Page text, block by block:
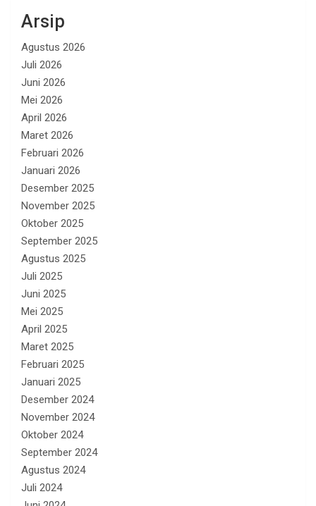
Arsip
Agustus 2026
Juli 2026
Juni 2026
Mei 2026
April 2026
Maret 2026
Februari 2026
Januari 2026
Desember 2025
November 2025
Oktober 2025
September 2025
Agustus 2025
Juli 2025
Juni 2025
Mei 2025
April 2025
Maret 2025
Februari 2025
Januari 2025
Desember 2024
November 2024
Oktober 2024
September 2024
Agustus 2024
Juli 2024